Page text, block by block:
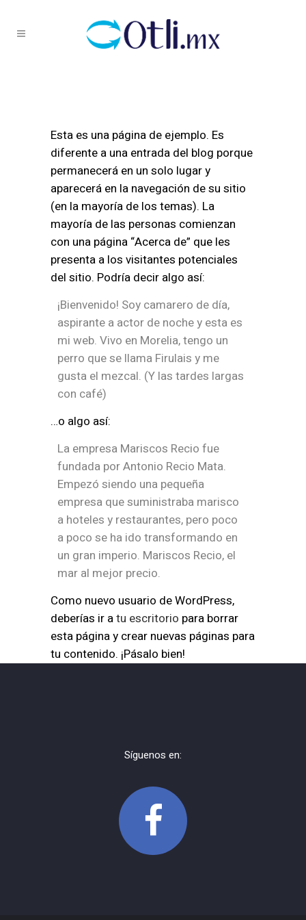
Esta es una página de ejemplo. Es
diferente a una entrada del blog porque
permanecerá en un solo lugar y
aparecerá en la navegación de su sitio
(en la mayoría de los temas). La
mayoría de las personas comienzan
con una página “Acerca de” que les
presenta a los visitantes potenciales
del sitio. Podría decir algo así:
¡Bienvenido! Soy camarero de día,
aspirante a actor de noche y esta es
mi web. Vivo en Morelia, tengo un
perro que se llama Firulais y me
gusta el mezcal. (Y las tardes largas
con café)
…o algo así:
La empresa Mariscos Recio fue
fundada por Antonio Recio Mata.
Empezó siendo una pequeña
empresa que suministraba marisco
a hoteles y restaurantes, pero poco
a poco se ha ido transformando en
un gran imperio. Mariscos Recio, el
mar al mejor precio.
Como nuevo usuario de WordPress,
deberías ir atu escritorio para borrar
esta página y crear nuevas páginas para
tu contenido. ¡Pásalo bien!
Síguenos en: